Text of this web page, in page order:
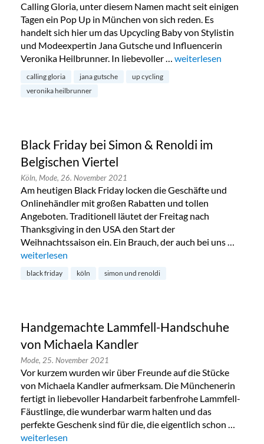
Calling Gloria, unter diesem Namen macht seit einigen
Tagen ein Pop Up in München von sich reden. Es
handelt sich hier um das Upcycling Baby von Stylistin
und Modeexpertin Jana Gutsche und Influencerin
Veronika Heilbrunner. In liebevoller … „Calling Gloria –
weiterlesen
calling gloria jana gutsche
up cycling
veronika heilbrunner
Black Friday bei Simon & Renoldi im
Belgischen Viertel
Köln, Mode, 26. November 2021
Am heutigen Black Friday locken die Geschäfte und
Onlinehändler mit großen Rabatten und tollen
Angeboten. Traditionell läutet der Freitag nach
Thanksgiving in den USA den Start der
Weihnachtssaison ein. Ein Brauch, der auch bei uns …
„Black Friday bei Simon & Renoldi im Belgischen Viertel“
weiterlesen
black friday köln simon und renoldi
Handgemachte Lammfell-Handschuhe
von Michaela Kandler
Mode, 25. November 2021
Vor kurzem wurden wir über Freunde auf die Stücke
von Michaela Kandler aufmerksam. Die Münchenerin
fertigt in liebevoller Handarbeit farbenfrohe Lammfell-
Fäustlinge, die wunderbar warm halten und das
perfekte Geschenk sind für die, die eigentlich schon …
„Handgemachte Lammfell-Handschuhe von Michaela
weiterlesen